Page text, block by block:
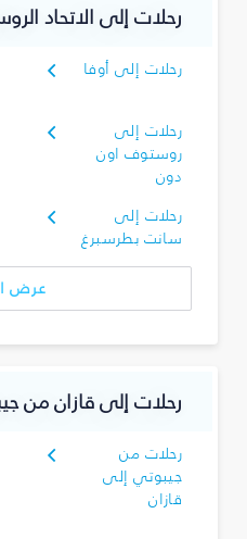
رحلات إلى الاتحاد
رحلات إلى أوفا
رحلات إلى
روستوف اون
دون
رحلات إلى
سانت بطرسبرغ
عرض
رحلات إلى قازان من
رحلات من
جيبوتي إلى
قازان